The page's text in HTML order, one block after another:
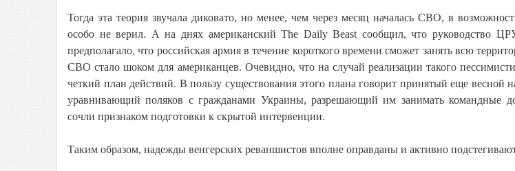
Тогда эта теория звучала диковато, но менее, чем через месяц началась СВО, в
особо не верил. А на днях американский The Daily Beast сообщил, что руководство
предполагало, что российская армия в течение короткого времени сможет занять всю
СВО стало шоком для американцев. Очевидно, что на случай реализации такого
четкий план действий. В пользу существования этого плана говорит принятый еще весной
уравнивающий поляков с гражданами Украины, разрешающий им занимать командные
сочли признаком подготовки к скрытой интервенции.
Таким образом, надежды венгерских реваншистов вполне оправданы и активно